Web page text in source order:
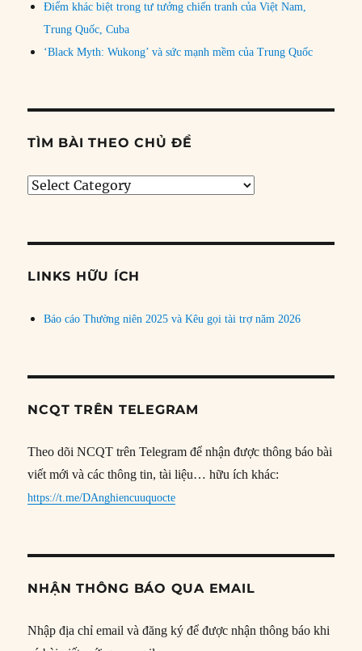
Điểm khác biệt trong tư tưởng chiến tranh của Việt Nam,
Trung Quốc, Cuba
‘Black Myth: Wukong’ và sức mạnh mềm của Trung Quốc
TÌM BÀI THEO CHỦ ĐỀ
Tìm
đề
LINKS HỮU ÍCH
Báo cáo Thường niên 2025 và Kêu gọi tài trợ năm 2026
NCQT TRÊN TELEGRAM
Theo dõi NCQT trên Telegram để nhận được thông báo bài
viết mới và các thông tin, tài liệu… hữu ích khác:
https://t.me/DAnghiencuuquocte
NHẬN THÔNG BÁO QUA EMAIL
Nhập địa chỉ email và đăng ký để được nhận thông báo khi